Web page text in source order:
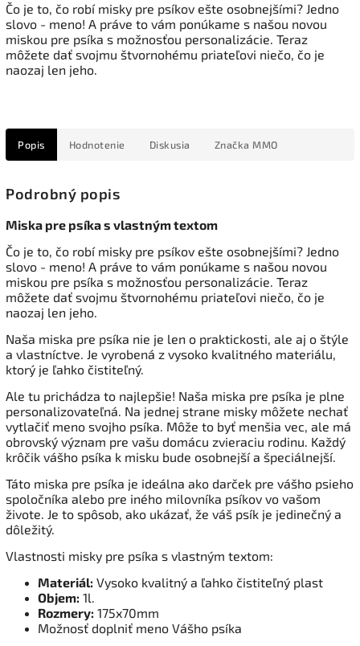
Čo je to, čo robí misky pre psíkov ešte osobnejšími? Jedno
slovo - meno! A práve to vám ponúkame s našou novou
miskou pre psíka s možnosťou personalizácie. Teraz
môžete dať svojmu štvornohému priateľovi niečo, čo je
naozaj len jeho.
Popis Hodnotenie Diskusia Značka MMO
Podrobný popis
Miska pre psíka s vlastným textom
Čo je to, čo robí misky pre psíkov ešte osobnejšími? Jedno
slovo - meno! A práve to vám ponúkame s našou novou
miskou pre psíka s možnosťou personalizácie. Teraz
môžete dať svojmu štvornohému priateľovi niečo, čo je
naozaj len jeho.
Naša miska pre psíka nie je len o praktickosti, ale aj o štýle
a vlastníctve. Je vyrobená z vysoko kvalitného materiálu,
ktorý je ľahko čistiteľný.
Ale tu prichádza to najlepšie! Naša miska pre psíka je plne
personalizovateľná. Na jednej strane misky môžete nechať
vytlačiť meno svojho psíka. Môže to byť menšia vec, ale má
obrovský význam pre vašu domácu zvieraciu rodinu. Každý
krôčik vášho psíka k misku bude osobnejší a špeciálnejší.
Táto miska pre psíka je ideálna ako darček pre vášho psieho
spoločníka alebo pre iného milovníka psíkov vo vašom
živote. Je to spôsob, ako ukázať, že váš psík je jedinečný a
dôležitý.
Vlastnosti misky pre psíka s vlastným textom:
Materiál: Vysoko kvalitný a ľahko čistiteľný plast
Objem: 1l.
Rozmery: 175x70mm
Možnosť doplniť meno Vášho psíka